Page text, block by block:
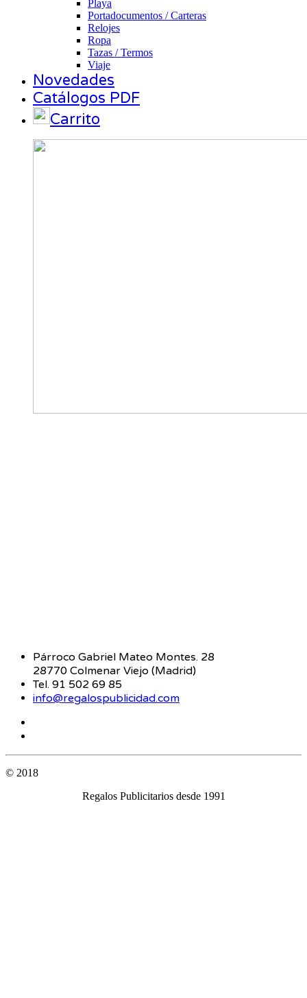
Playa
Portadocumentos / Carteras
Relojes
Ropa
Tazas / Termos
Viaje
Novedades
Catálogos PDF
Carrito
Párroco Gabriel Mateo Montes. 28
28770 Colmenar Viejo (Madrid)
Tel. 91 502 69 85
info@regalospublicidad.com
© 2018
Regalos Publicitarios desde 1991